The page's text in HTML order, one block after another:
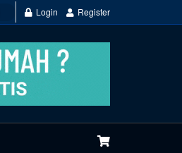
Login Register